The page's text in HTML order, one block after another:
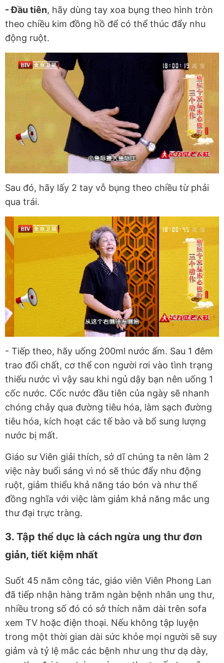
- Đầu tiên, hãy dùng tay xoa bụng theo hình tròn
theo chiều kim đồng hồ để có thể thúc đẩy nhu
động ruột.
Sau đó, hãy lấy 2 tay vỗ bụng theo chiều từ phải
qua trái.
- Tiếp theo, hãy uống 200ml nước ấm. Sau 1 đêm
trao đổi chất, cơ thể con người rơi vào tình trạng
thiếu nước vì vậy sau khi ngủ dậy bạn nên uống 1
cốc nước. Cốc nước đầu tiên của ngày sẽ nhanh
chóng chảy qua đường tiêu hóa, làm sạch đường
tiêu hóa, kích hoạt các tế bào và bổ sung lượng
nước bị mất.
Giáo sư Viên giải thích, sở dĩ chúng ta nên làm 2
việc này buổi sáng vì nó sẽ thúc đẩy nhu động
ruột, giảm thiểu khả năng táo bón và như thế
đồng nghĩa với việc làm giảm khả năng mắc ung
thư đại trực tràng.
3. Tập thể dục là cách ngừa ung thư đơn
giản, tiết kiệm nhất
Suốt 45 năm công tác, giáo viên Viên Phong Lan
đã tiếp nhận hàng trăm ngàn bệnh nhân ung thư,
nhiều trong số đó có sở thích nằm dài trên sofa
xem TV hoặc điện thoại. Nếu không tập luyện
trong một thời gian dài sức khỏe mọi người sẽ suy
giảm và tỷ lệ mắc các bệnh như ung thư dạ dày,